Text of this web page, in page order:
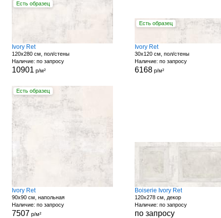
Есть образец
Ivory Ret
120x280 см, пол/стены
Наличие: по запросу
10901 р/м²
Есть образец
Ivory Ret
30x120 см, пол/стены
Наличие: по запросу
6168р/м²
Есть образец
Ivory Ret
90x90 см, напольная
Наличие: по запросу
7507 р/м²
Boiserie Ivory Ret
120x278 см, декор
Наличие: по запросу
по запросу